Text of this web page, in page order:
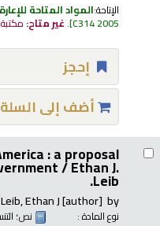
الإتاحة:المواد المتاحة
C314 2005
.غير متاح:
إحجز
أضف إلى السلة
: a proposal
/Ethan J.
Leib.
by
Leib, Ethan J[author]
نوع المادة : نص؛